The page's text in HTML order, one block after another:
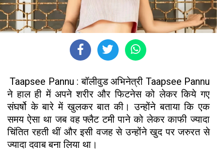
Taapsee Pannu : बॉलीवुड अभिनेत्री Taapsee Pannu
ने हाल ही में अपने शरीर और फिटनेस को लेकर किये गए
संघर्षो के बारे में खुलकर बात की। उन्होंने बताया कि एक
समय ऐसा था जब वह फ्लैट टमी पाने को लेकर काफी ज्यादा
चिंतित रहती थीं और इसी वजह से उन्होंने खुद पर जरुरत से
ज्यादा दवाब बना लिया था।